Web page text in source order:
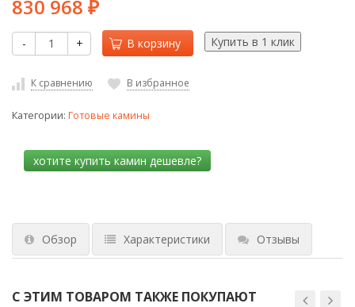
830 968 ₽
- + В корзину
К сравнению В избранное
Категории: Готовые камины
Обзор Характеристики Отзывы
С ЭТИМ ТОВАРОМ ТАКЖЕ ПОКУПАЮТ